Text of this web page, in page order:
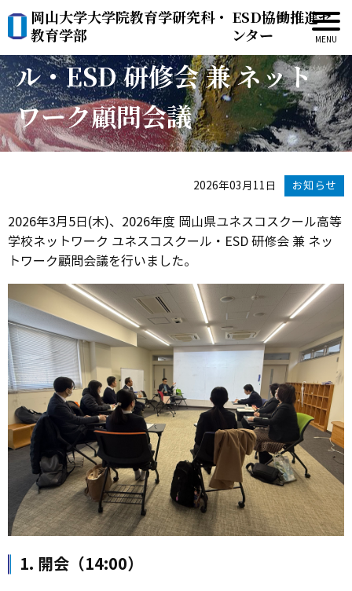
岡山大学大学院教育学研究科・
教育学部
ESD協働推進セ
ンター
2026年度 ユネスコスクー
ル・ESD 研修会 兼 ネット
ワーク顧問会議
2026年03月11日 お知らせ
2026年3月5日(木)、2026年度 岡山県ユネスコスクール高等
学校ネットワーク ユネスコスクール・ESD 研修会 兼 ネッ
トワーク顧問会議を行いました。
1. 開会（14:00）